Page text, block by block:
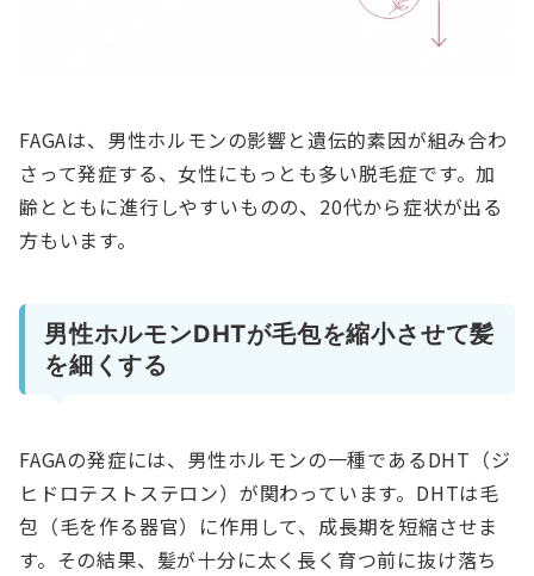
FAGAは、男性ホルモンの影響と遺伝的素因が組み合わ
さって発症する、女性にもっとも多い脱毛症です。加
齢とともに進行しやすいものの、20代から症状が出る
方もいます。
男性ホルモンDHTが毛包を縮小させて髪
を細くする
FAGAの発症には、男性ホルモンの一種であるDHT（ジ
ヒドロテストステロン）が関わっています。DHTは毛
包（毛を作る器官）に作用して、成長期を短縮させま
す。その結果、髪が十分に太く長く育つ前に抜け落ち